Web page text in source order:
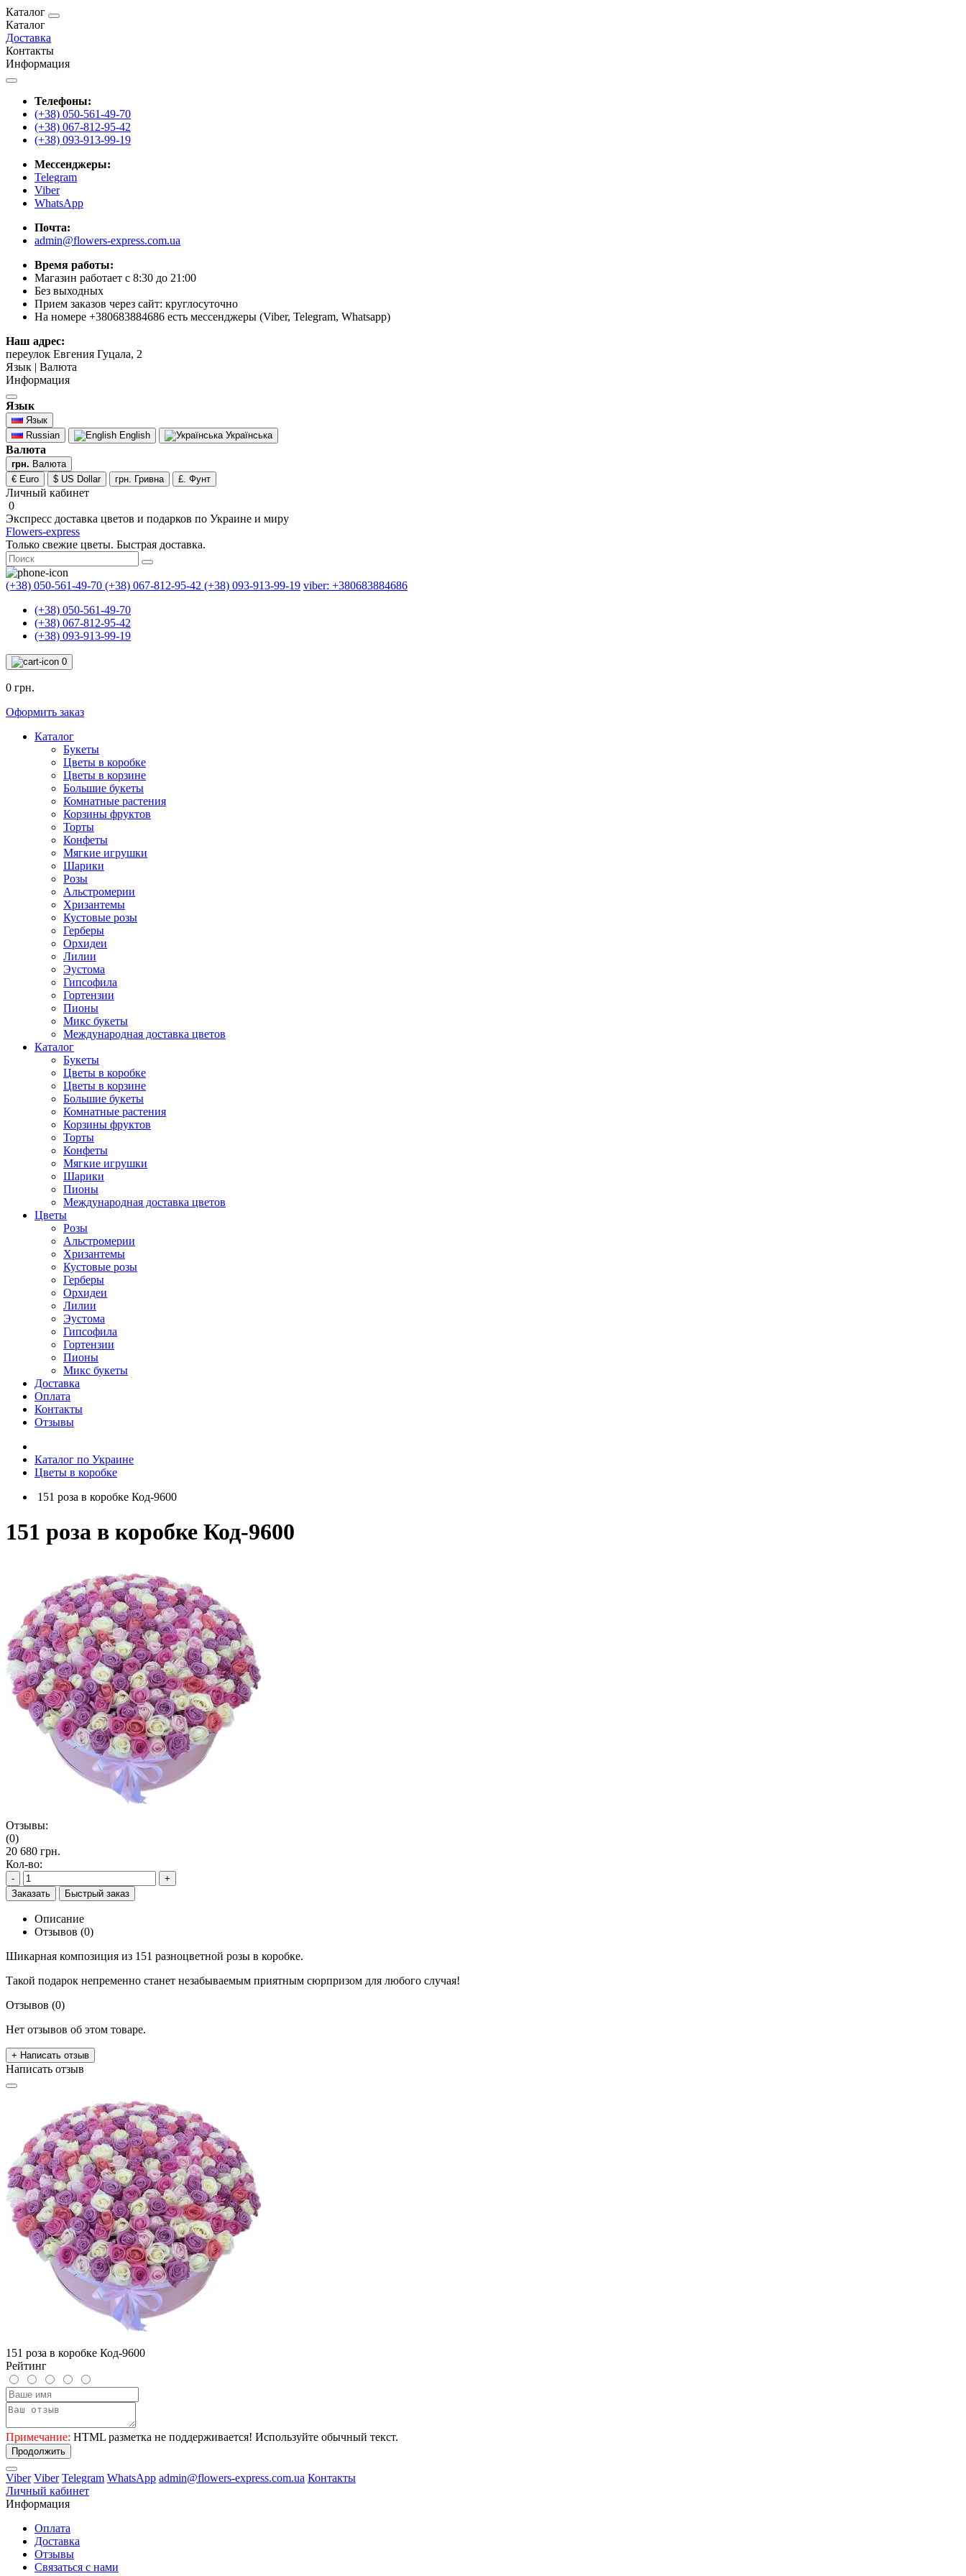
Каталог
Каталог
Доставка
Контакты
Информация
Телефоны:
(+38) 050-561-49-70
(+38) 067-812-95-42
(+38) 093-913-99-19
Мессенджеры:
Telegram
Viber
WhatsApp
Почта:
admin@flowers-express.com.ua
Время работы:
Магазин работает с 8:30 до 21:00
Без выходных
Прием заказов через сайт: круглосуточно
На номере +380683884686 есть мессенджеры (Viber, Telegram, Whatsapp)
Наш адрес:
переулок Евгения Гуцала, 2
Язык | Валюта
Информация
Язык
Язык
Russian
English Українська
Валюта
грн. Валюта
€ Euro
$ US Dollar грн. Гривна £. Фунт
Личный кабинет
0
Экспресс доставка цветов и подарков по Украине и миру
Flowers-express
Только свежие цветы. Быстрая доставка.
(+38) 050-561-49-70 (+38) 067-812-95-42 (+38) 093-913-99-19 viber: +380683884686
(+38) 050-561-49-70
(+38) 067-812-95-42
(+38) 093-913-99-19
0
0 грн.
Оформить заказ
Каталог
Букеты
Цветы в коробке
Цветы в корзине
Большие букеты
Комнатные растения
Корзины фруктов
Торты
Конфеты
Мягкие игрушки
Шарики
Розы
Альстромерии
Хризантемы
Кустовые розы
Герберы
Орхидеи
Лилии
Эустома
Гипсофила
Гортензии
Пионы
Микс букеты
Международная доставка цветов
Каталог
Букеты
Цветы в коробке
Цветы в корзине
Большие букеты
Комнатные растения
Корзины фруктов
Торты
Конфеты
Мягкие игрушки
Шарики
Пионы
Международная доставка цветов
Цветы
Розы
Альстромерии
Хризантемы
Кустовые розы
Герберы
Орхидеи
Лилии
Эустома
Гипсофила
Гортензии
Пионы
Микс букеты
Доставка
Оплата
Контакты
Отзывы
Каталог по Украине
Цветы в коробке
151 роза в коробке Код-9600
151 роза в коробке Код-9600
Отзывы:
(0)
20 680 грн.
Кол-во:
-
+
Заказать
Быстрый заказ
Описание
Отзывов (0)
Шикарная композиция из 151 разноцветной розы в коробке.
Такой подарок непременно станет незабываемым приятным сюрпризом для любого случая!
Отзывов (0)
Нет отзывов об этом товаре.
+ Написать отзыв
Написать отзыв
151 роза в коробке Код-9600
Рейтинг
Примечание: HTML разметка не поддерживается! Используйте обычный текст.
Продолжить
Viber Viber Telegram WhatsApp admin@flowers-express.com.ua Контакты
Личный кабинет
Информация
Оплата
Доставка
Отзывы
Связаться с нами